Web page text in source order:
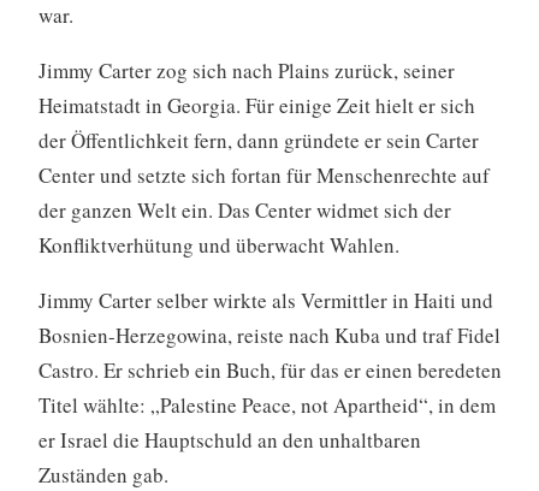
war.
Jimmy Carter zog sich nach Plains zurück, seiner
Heimatstadt in Georgia. Für einige Zeit hielt er sich
der Öffentlichkeit fern, dann gründete er sein Carter
Center und setzte sich fortan für Menschenrechte auf
der ganzen Welt ein. Das Center widmet sich der
Konfliktverhütung und überwacht Wahlen.
Jimmy Carter selber wirkte als Vermittler in Haiti und
Bosnien-Herzegowina, reiste nach Kuba und traf Fidel
Castro. Er schrieb ein Buch, für das er einen beredeten
Titel wählte: „Palestine Peace, not Apartheid“, in dem
er Israel die Hauptschuld an den unhaltbaren
Zuständen gab.